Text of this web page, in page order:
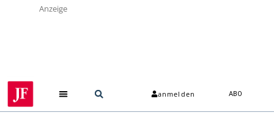
Anzeige
anmelden ABO